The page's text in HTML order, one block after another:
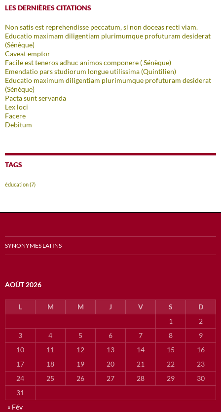
LES DERNIÈRES CITATIONS
Non satis est reprehendisse peccatum, si non doceas recti viam.
Educatio maximam diligentiam plurimumque profuturam desiderat
(Sénèque)
Caveat emptor
Facile est teneros adhuc animos componere ( Sénèque)
Emendatio pars studiorum longue utilissima (Quintilien)
Educatio maximum diligentiam plurimumque profuturam desiderat
(Sénèque)
Pacta sunt servanda
Lex loci
Facere
Debitum
TAGS
éducation(7)
SYNONYMES LATINS
AOÛT 2026
L M M J V S
D
1
2
3
4 5 6 7 8
9
10
11 12 13 14 15
16
17
18 19 20 21 22
23
24
25 26 27 28 29
30
31
« Fév